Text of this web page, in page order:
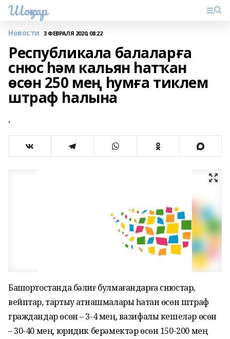
Шоңҡар
Новости 3 ФЕВРАЛЯ 2020, 08:22
Республикала балаларға
снюс һәм кальян һатҡан
өсөн 250 мең һумға тиклем
штраф һалына
.
Башҡортостанда бәлиғ булмағандарға снюстар,
вейптар, тартыу ҡатнашмалары һатҡан өсөн штраф
граждандар өсөн – 3-4 мең, вазифалы кешеләр өсөн
– 30-40 мең, юридик берәмектәр өсөн 150-200 мең